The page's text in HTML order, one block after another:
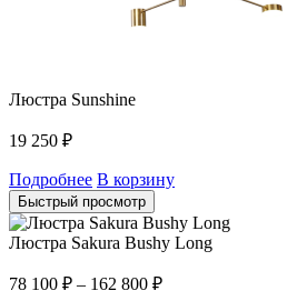
Люстра Sunshine
19 250 ₽
Подробнее В корзину
Быстрый просмотр
Люстра Sakura Bushy Long
78 100 ₽ – 162 800 ₽